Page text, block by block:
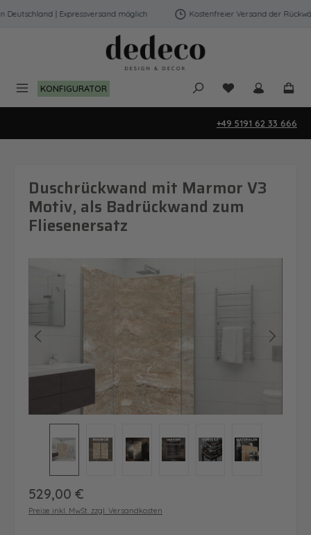
Zum Hauptinhalt springen
| Expressversand möglich Kostenfreier Versand der
KONFIGURATOR Du hast 0
+49 5191 62 33 666
Duschrückwand mit Marmor V3
Motiv, als Badrückwand zum
Fliesenersatz
Regulärer Preis:
529,00 €
Preise inkl. MwSt. zzgl. Versandkosten